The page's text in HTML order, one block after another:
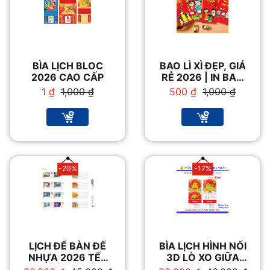
BÌA LỊCH BLOC
2026 CAO CẤP
1,000₫
Giá
là:
1,000 ₫.
1 ₫
Giá
tại
là:
BAO LÌ XÌ ĐẸP, GIÁ
RẺ 2026 | IN BAO
LÌ XÌ THEO YÊU
CẦU
1,000₫
Giá
là:
1,000 ₫.
500 ₫ Giá
tại
là:
-20%
LỊCH ĐỂ BÀN ĐẾ
NHỰA 2026 TẾT
-17%
BÌA LỊCH HÌNH NỔI
3D LÒ XO GIỮA